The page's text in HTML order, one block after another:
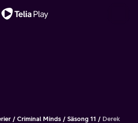
Criminal Minds Säsong 11 Derek